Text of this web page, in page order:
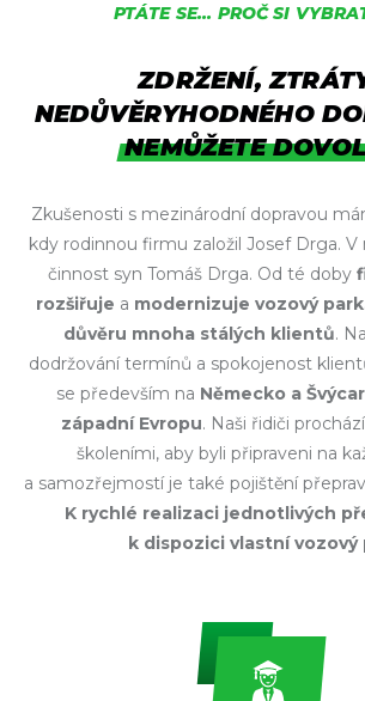
PTÁTE SE... PROČ SI
ZDRŽENÍ,
NEDŮVĚRYHODNÉHO
NEMŮŽETE
Zkušenosti s mezinárodní dopravou
kdy rodinnou firmu založil Josef Drga. V
činnost syn Tomáš Drga. Od té doby
rozšiřuje a modernizuje vozový
důvěru mnoha stálých klientů.
dodržování termínů a spokojenost
se především na Německo a
západní Evropu. Naši řidiči
školeními, aby byli připraveni na
a samozřejmostí je také pojištění
K rychlé realizaci jednotlivých
k dispozici vlastní vozový